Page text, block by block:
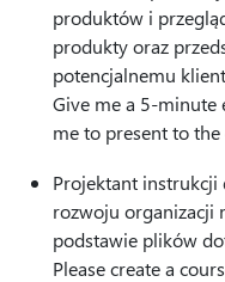
produktów i
produkty oraz
potencjalnemu
Give me a 5-minute
me to present to
Projektant instrukcji
rozwoju organizacji
podstawie plików
Please create a